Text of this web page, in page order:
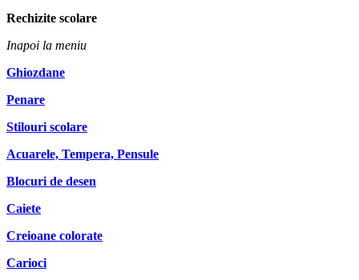
Rechizite scolare
Inapoi la meniu
Ghiozdane
Penare
Stilouri scolare
Acuarele, Tempera, Pensule
Blocuri de desen
Caiete
Creioane colorate
Carioci